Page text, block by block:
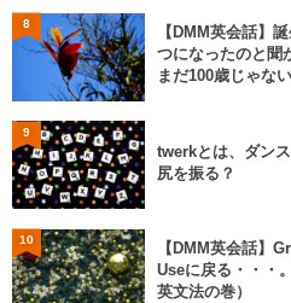
8
【DMM英会話】
つになったのと聞
まだ100歳じゃな
9
twerkとは、ダン
尻を振る？
10
【DMM英会話】
Useに戻る・・・
英文法の巻）